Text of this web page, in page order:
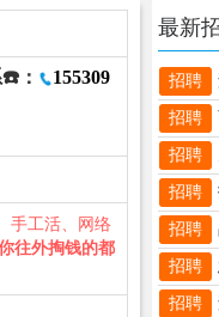
：
155309
手工活、网络
往外掏钱的都
最新
招聘
招聘
招聘
招聘
招聘
招聘
招聘